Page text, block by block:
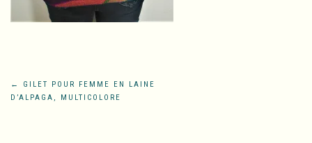
Navigation
←
GILET POUR FEMME EN LAINE
D’ALPAGA, MULTICOLORE